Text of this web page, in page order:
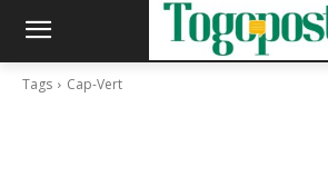
Tags Cap-Vert